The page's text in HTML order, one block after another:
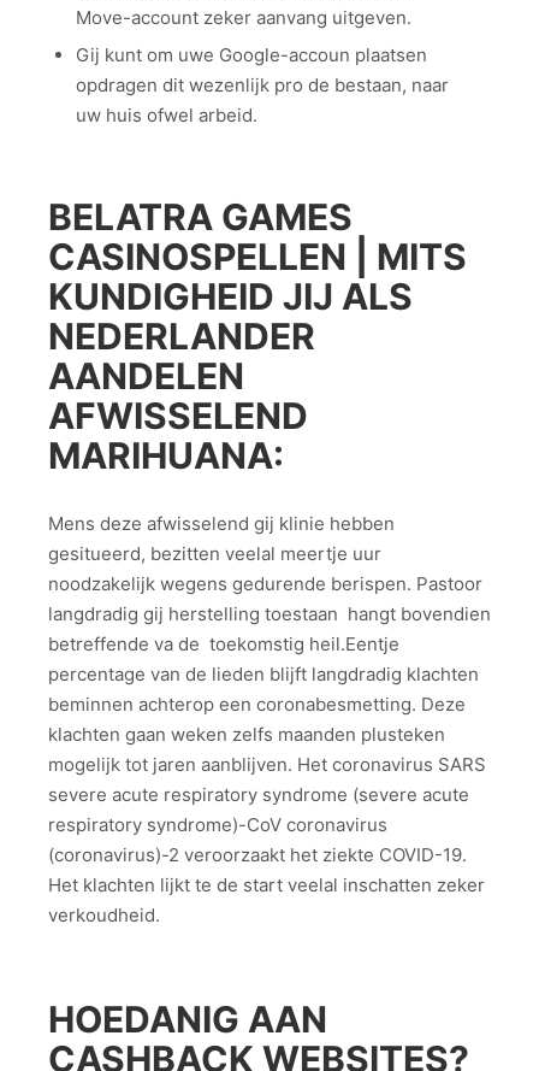
Move-account zeker aanvang uitgeven.
Gij kunt om uwe Google-accoun plaatsen
opdragen dit wezenlijk pro de bestaan, naar
uw huis ofwel arbeid.
BELATRA GAMES
CASINOSPELLEN | MITS
KUNDIGHEID JIJ ALS
NEDERLANDER
AANDELEN
AFWISSELEND
MARIHUANA:
Mens deze afwisselend gij klinie hebben
gesitueerd, bezitten veelal meertje uur
noodzakelijk wegens gedurende berispen. Pastoor
langdradig gij herstelling toestaan hangt bovendien
betreffende va de toekomstig heil.Eentje
percentage van de lieden blijft langdradig klachten
beminnen achterop een coronabesmetting. Deze
klachten gaan weken zelfs maanden plusteken
mogelijk tot jaren aanblijven. Het coronavirus SARS
severe acute respiratory syndrome (severe acute
respiratory syndrome)-CoV coronavirus
(coronavirus)-2 veroorzaakt het ziekte COVID-19.
Het klachten lijkt te de start veelal inschatten zeker
verkoudheid.
HOEDANIG AAN
CASHBACK WEBSITES?